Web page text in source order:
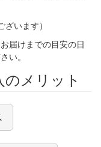
ざいます）
届けまでの目安の日
い。
のメリット